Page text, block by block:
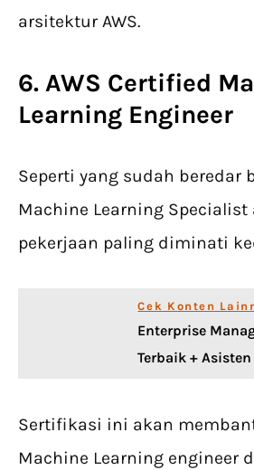
arsitektur AWS.
6. AWS Certified
Learning Engineer
Seperti yang sudah beredar
Machine Learning
pekerjaan paling diminati
Cek Konten
Enterprise
Terbaik +
Sertifikasi ini akan
Machine Learning engineer